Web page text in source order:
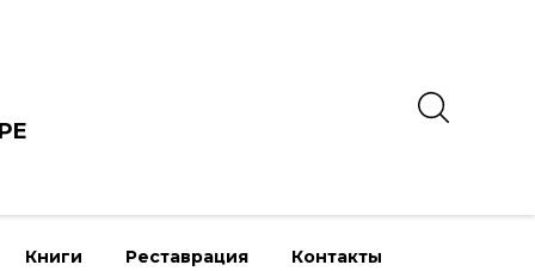
Книги Реставрация Контакты